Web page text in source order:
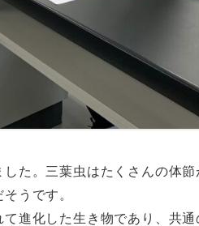
た。三葉虫はたくさんの体
うです。
進化した生き物であり、共通